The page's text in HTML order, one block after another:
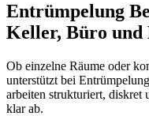
Entrümpelung
Keller, Büro und
Ob einzelne Räume oder
unterstützt bei
arbeiten strukturiert,
klar ab.